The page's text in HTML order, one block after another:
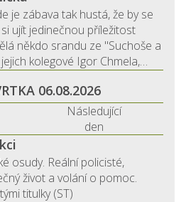
je zábava tak hustá, že by se
ujít jedinečnou příležitost
někdo srandu ze "Suchoše a
kolegové Igor Chmela,…
06.08.2026
Následující
den
osudy. Reální policisté,
život a volání o pomoc.
titulky (ST)